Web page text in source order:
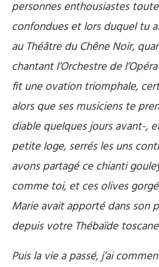
personnes enthousiastes
confondues et lors duquel tu
au Théâtre du Chêne Noir,
chantant l’Orchestre de
fit une ovation triomphale,
alors que ses musiciens te
diable quelques jours avant-,
petite loge, serrés les uns
avons partagé ce chianti
comme toi, et ces olives
Marie avait apporté dans son
depuis votre Thébaïde
Puis la vie a passé, j’ai